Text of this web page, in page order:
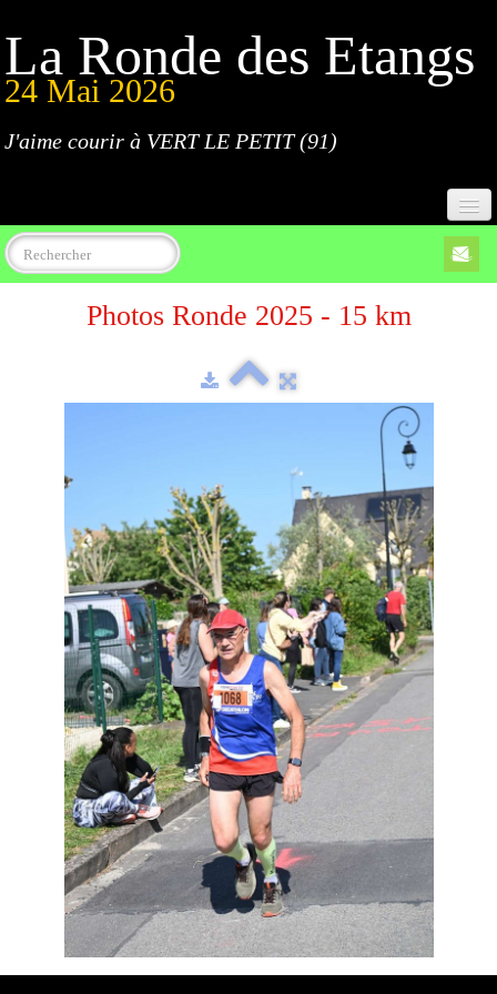
La Ronde des Etangs
24 Mai 2026
J'aime courir à VERT LE PETIT (91)
Accueil
Programme
Devenez bénévoles
Partenaires
Photos▼
Photos Ronde 2025 - 15 km